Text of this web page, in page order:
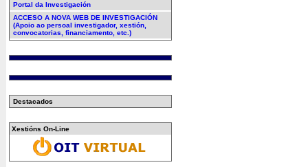
Portal da Investigación
ACCESO A NOVA WEB DE INVESTIGACIÓN
(Apoio ao persoal investigador, xestión,
convocatorias, financiamento, etc.)
Destacados
Xestións On-Line